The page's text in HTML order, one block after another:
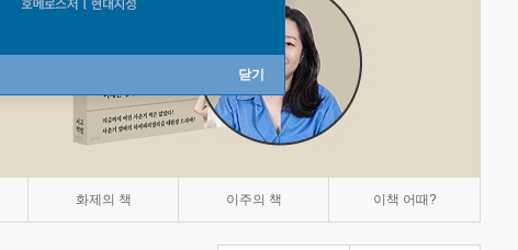
닫기
화제의 책 이주의 책 이책 어때?